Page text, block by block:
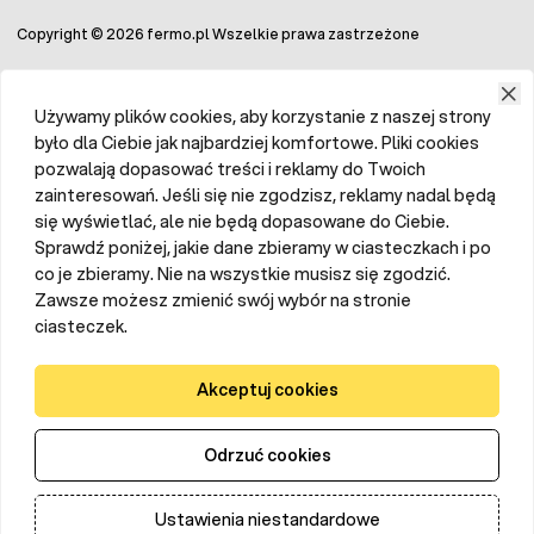
Czy deratyzacja jest bezpieczna?
Obecność gryzoni budzi pewnego rodzaju lęki, czy
deratyzacja jest bezpieczna. Zazwyczaj proces zwalczania
szczurów i myszy kojarzy nam się z rozsypaniem trutki.
Obawy pojawiają się szczególnie wtedy, gdy w otoczeniu
znajdują się zwierzęta i dzieci.
przeprowadzona deratyzacja jest bezpieczna
zwalczania gryzoni. Bardzo ważne jest, by trutki wykładać
w specjalnie dedykowanych karmnikach i tunelach
deratyzacyjnych, które są zamykane na klucz, dzięki czemu
osoby postronne oraz dzieci nie będą miały dostępu do
trucizny. Unikniemy również przypadkowego spożycia
trujących granulek przez zwierzęta domowe. Każdy
karmnik z trucizną na myszy i szczury powinien być
odpowiednio zabezpieczony i oznaczony naklejką z
Copyright © 2026 fermo.pl Wszelkie prawa zastrzeżone
Używamy plików cookies, aby korzystanie z naszej strony
było dla Ciebie jak najbardziej komfortowe. Pliki cookies
pozwalają dopasować treści i reklamy do Twoich
zainteresowań. Jeśli się nie zgodzisz, reklamy nadal będą
się wyświetlać, ale nie będą dopasowane do Ciebie.
Sprawdź poniżej, jakie dane zbieramy w ciasteczkach i po
co je zbieramy. Nie na wszystkie musisz się zgodzić.
Zawsze możesz zmienić swój wybór na stronie
ciasteczek.
Akceptuj cookies
Odrzuć cookies
Ustawienia niestandardowe